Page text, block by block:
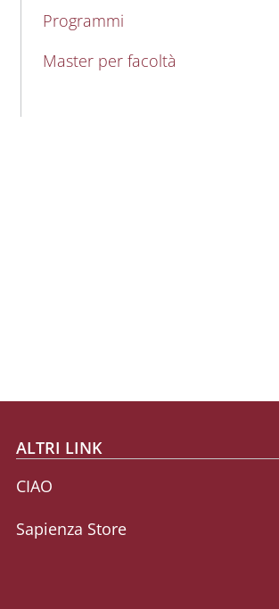
Programmi
Master per facoltà
ALTRI LINK
CIAO
Sapienza Store